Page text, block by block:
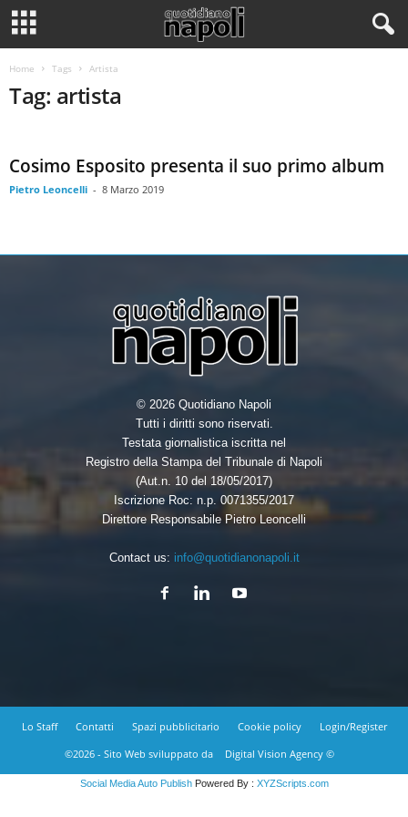
Home Tags Artista
Tag: artista
Cosimo Esposito presenta il suo primo album
Pietro Leoncelli - 8 Marzo 2019
© 2026 Quotidiano Napoli
Tutti i diritti sono riservati.
Testata giornalistica iscritta nel
Registro della Stampa del Tribunale di Napoli
(Aut.n. 10 del 18/05/2017)
Iscrizione Roc: n.p. 0071355/2017
Direttore Responsabile Pietro Leoncelli
Contact us: info@quotidianonapoli.it
Lo Staff Contatti Spazi pubblicitario Cookie policy
Login/Register
©2026 - Sito Web sviluppato da
Digital Vision Agency ©
Social Media Auto PublishPowered By : XYZScripts.com